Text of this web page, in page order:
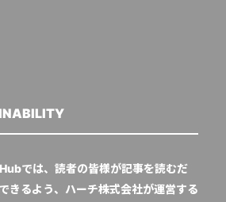
では、読者の皆様が記事を読むだ
きるよう、ハーチ株式会社が運営する